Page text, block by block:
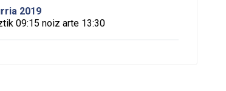
2019
09:15 noiz arte 13:30